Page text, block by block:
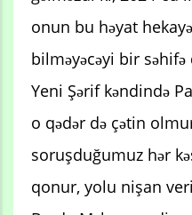
onun bu həyat
bilməyəcəyi bir səhifə
Yeni Şərif kəndində
o qədər də çətin
soruşduğumuz hər
qonur, yolu nişan